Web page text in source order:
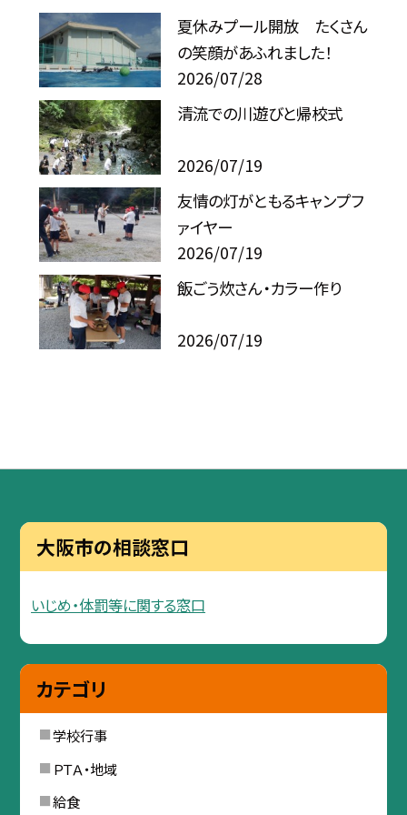
夏休みプール開放 たくさん
の笑顔があふれました！
2026/07/28
清流での川遊びと帰校式
2026/07/19
友情の灯がともるキャンプフ
ァイヤー
2026/07/19
飯ごう炊さん・カラー作り
2026/07/19
大阪市の相談窓口
いじめ・体罰等に関する窓口
カテゴリ
学校行事
ＰＴＡ・地域
給食